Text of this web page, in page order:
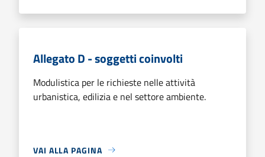
Allegato D - soggetti coinvolti
Modulistica per le richieste nelle attività
urbanistica, edilizia e nel settore ambiente.
VAI ALLA PAGINA